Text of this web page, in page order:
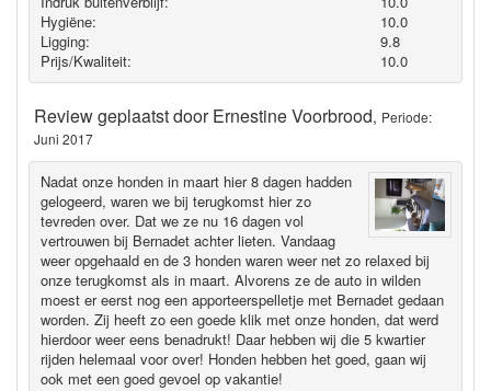
Hygiëne‎:
10.0
Ligging:
9.8
Prijs/Kwaliteit:
10.0
Review geplaatst doorErnestine Voorbrood, Periode:
Juni 2017
Nadat onze honden in maart hier 8 dagen hadden
gelogeerd, waren we bij terugkomst hier zo
tevreden over. Dat we ze nu 16 dagen vol
vertrouwen bij Bernadet achter lieten. Vandaag
weer opgehaald en de 3 honden waren weer net zo relaxed bij
onze terugkomst als in maart. Alvorens ze de auto in wilden
moest er eerst nog een apporteerspelletje met Bernadet gedaan
worden. Zij heeft zo een goede klik met onze honden, dat werd
hierdoor weer eens benadrukt! Daar hebben wij die 5 kwartier
rijden helemaal voor over! Honden hebben het goed, gaan wij
ook met een goed gevoel op vakantie!